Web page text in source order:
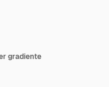
gradiente